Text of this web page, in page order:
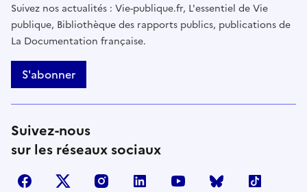
Suivez nos actualités : Vie-publique.fr, L'essentiel de Vie
publique, Bibliothèque des rapports publics, publications de
La Documentation française.
S'abonner
Suivez-nous
sur les réseaux sociaux
facebook X (anciennement Twitter)
instagramlinkedin youtube Bluesky